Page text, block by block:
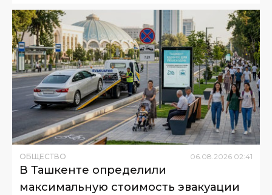
ОБЩЕСТВО 06.08.2026 02:41
В Ташкенте определили
максимальную стоимость эвакуации